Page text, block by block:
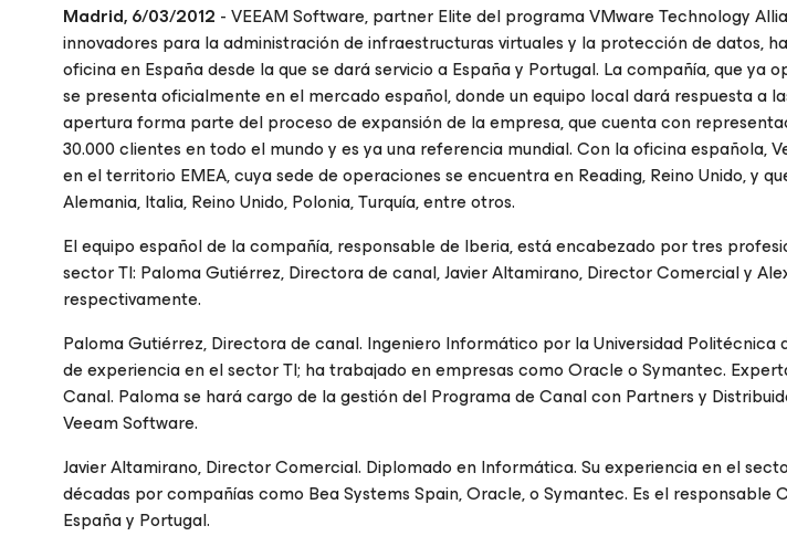
Madrid, 6/03/2012 - VEEAM Software, partner Elite del programa VMware Technology
innovadores para la administración de infraestructuras virtuales y la protección de datos,
oficina en España desde la que se dará servicio a España y Portugal. La compañía, que ya
se presenta oficialmente en el mercado español, donde un equipo local dará respuesta a
apertura forma parte del proceso de expansión de la empresa, que cuenta con
30.000 clientes en todo el mundo y es ya una referencia mundial. Con la oficina española,
en el territorio EMEA, cuya sede de operaciones se encuentra en Reading, Reino Unido, y
Alemania, Italia, Reino Unido, Polonia, Turquía, entre otros.
El equipo español de la compañía, responsable de Iberia, está encabezado por tres
sector TI: Paloma Gutiérrez, Directora de canal, Javier Altamirano, Director Comercial y
respectivamente.
Paloma Gutiérrez, Directora de canal. Ingeniero Informático por la Universidad Politécnica
de experiencia en el sector TI; ha trabajado en empresas como Oracle o Symantec.
Canal. Paloma se hará cargo de la gestión del Programa de Canal con Partners y
Veeam Software.
Javier Altamirano, Director Comercial. Diplomado en Informática. Su experiencia en el
décadas por compañías como Bea Systems Spain, Oracle, o Symantec. Es el responsable
España y Portugal.